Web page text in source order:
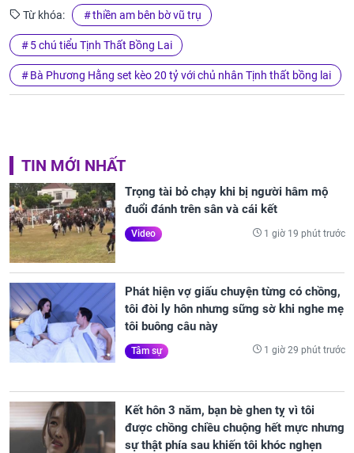
Từ khóa: thiền am bên bờ vũ trụ
5 chú tiểu Tịnh Thất Bồng Lai
Bà Phương Hằng set kèo 20 tỷ với chủ nhân Tịnh thất bồng lai
TIN MỚI NHẤT
Trọng tài bỏ chạy khi bị người hâm mộ
đuổi đánh trên sân và cái kết
Video 1 giờ 19 phút trước
Phát hiện vợ giấu chuyện từng có chồng,
tôi đòi ly hôn nhưng sững sờ khi nghe mẹ
tôi buông câu này
Tâm sự 1 giờ 29 phút trước
Kết hôn 3 năm, bạn bè ghen tỵ vì tôi
được chồng chiều chuộng hết mực nhưng
sự thật phía sau khiến tôi khóc nghẹn